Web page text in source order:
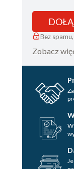
Bez
Zobacz